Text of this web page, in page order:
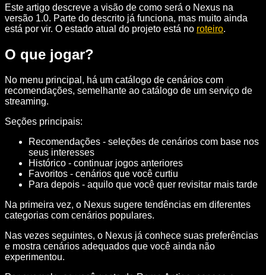
Este artigo descreve a visão de como será o Nexus na
versão 1.0. Parte do descrito já funciona, mas muito ainda
está por vir. O estado atual do projeto está no roteiro.
O que jogar?
No menu principal, há um catálogo de cenários com
recomendações, semelhante ao catálogo de um serviço de
streaming.
Seções principais:
Recomendações - seleções de cenários com base nos
seus interesses
Histórico - continuar jogos anteriores
Favoritos - cenários que você curtiu
Para depois - aquilo que você quer revisitar mais tarde
Na primeira vez, o Nexus sugere tendências em diferentes
categorias com cenários populares.
Nas vezes seguintes, o Nexus já conhece suas preferências
e mostra cenários adequados que você ainda não
experimentou.